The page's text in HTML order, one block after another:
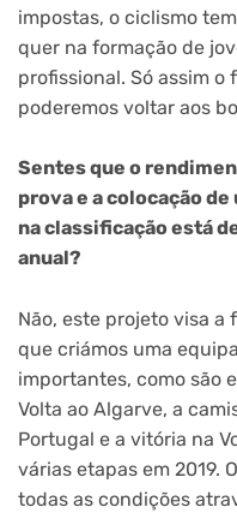
impostas, o ciclismo
quer na formação de
profissional. Só assim
poderemos voltar aos
Sentes que o
prova e a colocação
na classificação está
anual?
Não, este projeto visa a
que criámos uma
importantes, como são
Volta ao Algarve, a
Portugal e a vitória na
várias etapas em 2019.
todas as condições